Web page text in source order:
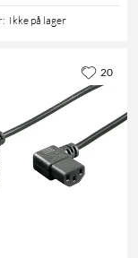
: Ikke på lager
20